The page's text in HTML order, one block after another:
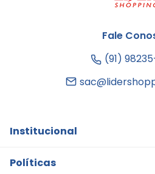
Fale
(91)
Institucional
Quem somos
Políticas